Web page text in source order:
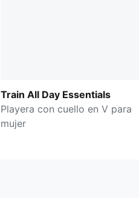
Train All Day Essentials
Playera con cuello en V para
mujer